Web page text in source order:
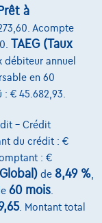
Prêt à
Acompte
TAEG (Taux
débiteur annuel
en 60
: € 45.682,93.
– Crédit
du crédit : €
: €
de 8,49 %
60 mois
. Montant total